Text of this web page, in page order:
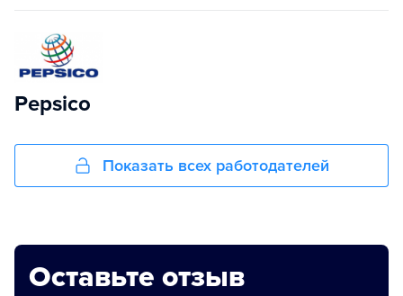
Pepsico
Показать всех работодателей
Оставьте отзыв